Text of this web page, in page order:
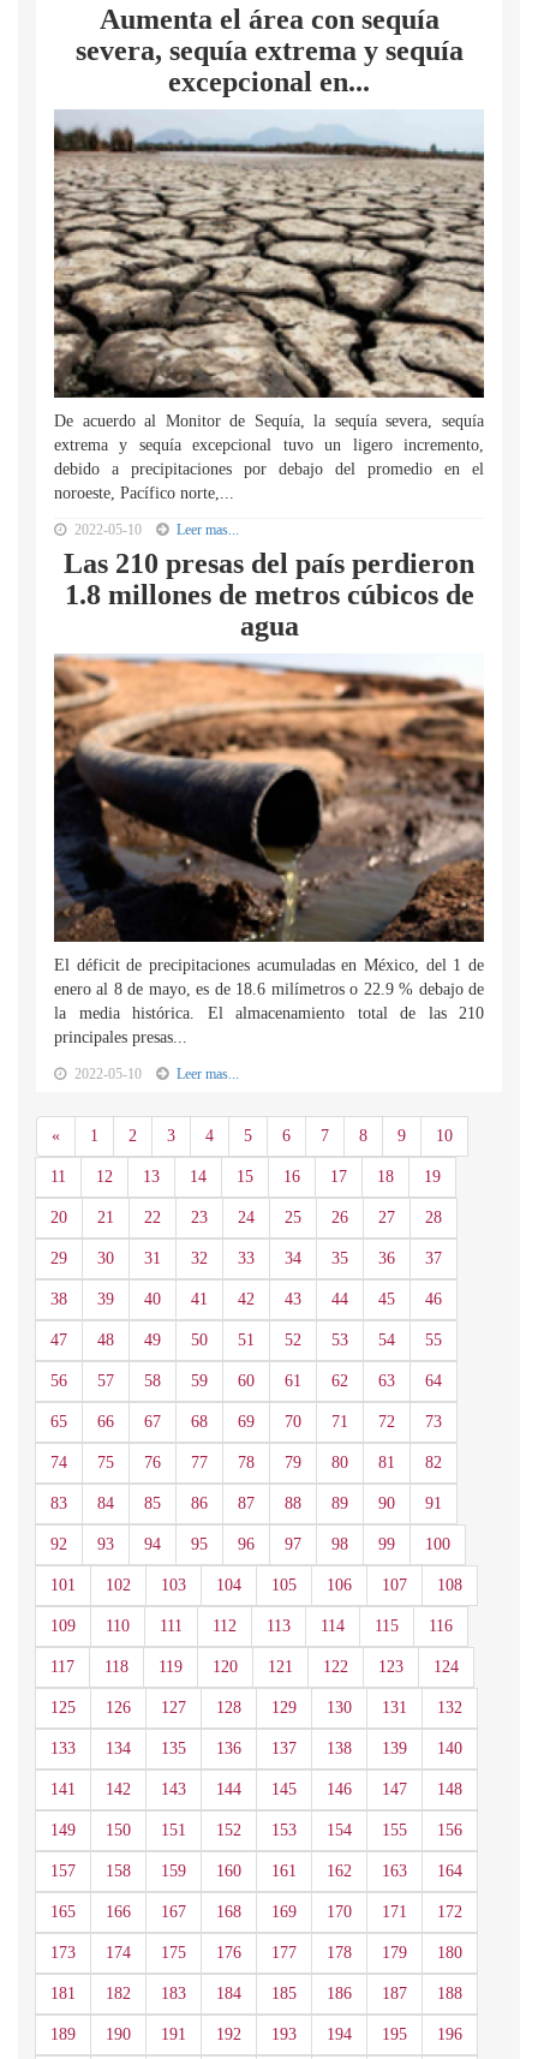
Aumenta el área con sequía
severa, sequía extrema y sequía
excepcional en...
De acuerdo al Monitor de Sequía, la sequía severa, sequía
extrema y sequía excepcional tuvo un ligero incremento,
debido a precipitaciones por debajo del promedio en el
noroeste, Pacífico norte,...
2022-05-10 Leer mas...
Las 210 presas del país perdieron
1.8 millones de metros cúbicos de
agua
El déficit de precipitaciones acumuladas en México, del 1 de
enero al 8 de mayo, es de 18.6 milímetros o 22.9 % debajo de
la media histórica. El almacenamiento total de las 210
principales presas...
2022-05-10 Leer mas...
«Anterior
1 2 3 4 5 6 7 8 9 10
11 12 13 14 15 16 17 18 19
20 21 22 23 24 25 26 27 28
29 30 31 32 33 34 35 36 37
38 39 40 41 42 43 44 45 46
47 48 49 50 51 52 53 54 55
56 57 58 59 60 61 62 63 64
65 66 67 68 69 70 71 72 73
74 75 76 77 78 79 80 81 82
83 84 85 86 87 88 89 90 91
92 93 94 95 96 97 98 99 100
101 102 103 104 105 106 107 108
109 110 111 112 113 114 115 116
117 118 119 120 121 122 123 124
125 126 127 128 129 130 131 132
133 134 135 136 137 138 139 140
141 142 143 144 145 146 147 148
149 150 151 152 153 154 155 156
157 158 159 160 161 162 163 164
165 166 167 168 169 170 171 172
173 174 175 176 177 178 179 180
181 182 183 184 185 186 187 188
189 190 191 192 193 194 195 196